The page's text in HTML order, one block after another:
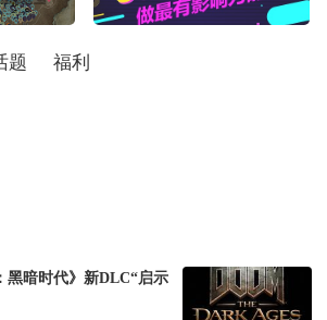
题 福利
黑暗时代》新DLC“启示